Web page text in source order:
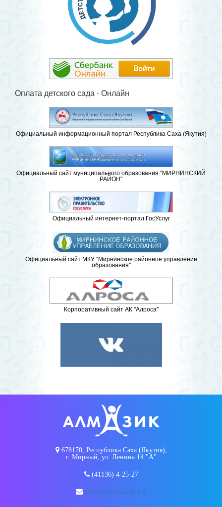
Оплата детского сада - Онлайн
Официальный информационный портал Республика Саха (Якутия)
Официальный сайт муниципального образования "МИРНИНСКИЙ
РАЙОН"
Официальный интернет-портал ГосУслуг
Официальный сайт МКУ "Мирнинское районное управление
образования"
Корпоративный сайт АК "Алроса"
678170, Республика Саха (Якутия),
г. Мирный, ул. Ленина 14 "А"
(41136) 4-25-27
almazik@almazik.org